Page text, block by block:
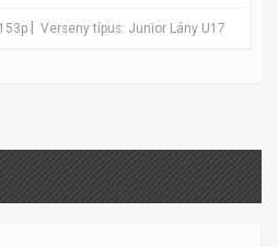
Verseny típus: Junior Lány U17